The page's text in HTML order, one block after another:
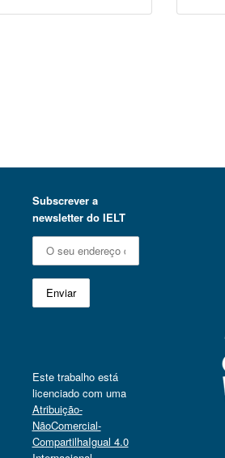
Subscrever a
newsletter do IELT
Este trabalho está
licenciado com uma
Atribuição-
NãoComercial-
CompartilhaIgual 4.0